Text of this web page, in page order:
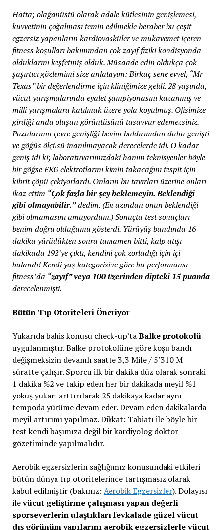
Hatta; olağanüstü olarak adale kütlesinin genişlemesi,
kuvvetinin çoğalması temin edilmekle beraber bu çeşit
egzersiz yapanların kardiovasküler ve mukavemet içeren
fitness koşulları bakımından çok zayıf fiziki kondisyonda
olduklarını keşfetmiş olduk. Müsaade edin oldukça çok
şaşırtıcı gözlemimi size anlatayım: Birkaç sene evvel, “Mr
Texas” bir değerlendirme için kliniğimize geldi. 28 yaşında,
vücut yarışmalarında eyalet şampiyonasını kazanmış ve
milli yarışmalara katılmak üzere yola koyulmuş. Ofisimize
girdiği anda oluşan görüntüsünü tasavvur edemezsiniz.
Pazularının çevre genişliği benim baldırımdan daha genişti
ve göğüs ölçüsü inanılmayacak derecelerde idi. O kadar
geniş idi ki; laboratuvarımızdaki hanım teknisyenler böyle
bir göğse EKG elektrotlarını kimin takacağını tespit için
kibrit çöpü çekiyorlardı. Onların bu tavırları üzerine onları
ikaz ettim “Çok fazla bir şey beklemeyin. Beklendiği
gibi olmayabilir.”dedim. (En azından onun beklendiği
gibi olmamasını umuyordum.) Sonuçta test sonuçları
benim doğru olduğumu gösterdi. Yürüyüş bandında 16
dakika yürüdükten sonra tamamen bitti, kalp atışı
dakikada 192’ye çıktı, kendini çok zorladığı için içi
bulandı! Kendi yaş kategorisine göre bu performansı
fitness’da “zayıf” veya 100 üzerinden dipteki 15 puanda
derecelenmişti.
Bütün Tıp Otoriteleri Öneriyor
Yukarıda bahis konusu check-up’taBalke protokolü
uygulanmıştır. Balke protokolüne göre koşu bandı
değişmeksizin devamlı saatte 3,3 Mile / 5’310 M
süratte çalışır. Sporcu ilk bir dakika düz olarak sonraki
1 dakika %2 ve takip eden her bir dakikada meyil %1
yokuş yukarı arttırılarak 25 dakikaya kadar aynı
tempoda yürüme devam eder. Devam eden dakikalarda
meyil artırımı yapılmaz. Dikkat: Tabiatı ile böyle bir
test kendi başımıza değil bir kardiyolog doktor
gözetiminde yapılmalıdır.
Aerobik egzersizlerin sağlığımız konusundaki etkileri
bütün dünya tıp otoritelerince tartışmasız olarak
kabul edilmiştir (bakınız: Aerobik Egzersizler). Dolayısı
ilevücut geliştirme çalışması yapan değerli
sporseverlerin ulaştıkları fevkalade güzel vücut
dış görünüm yapılarını aerobik egzersizlerle vücut